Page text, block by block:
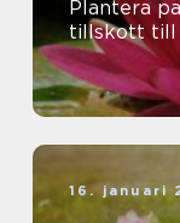
Plantera
tillskott till
16. januari